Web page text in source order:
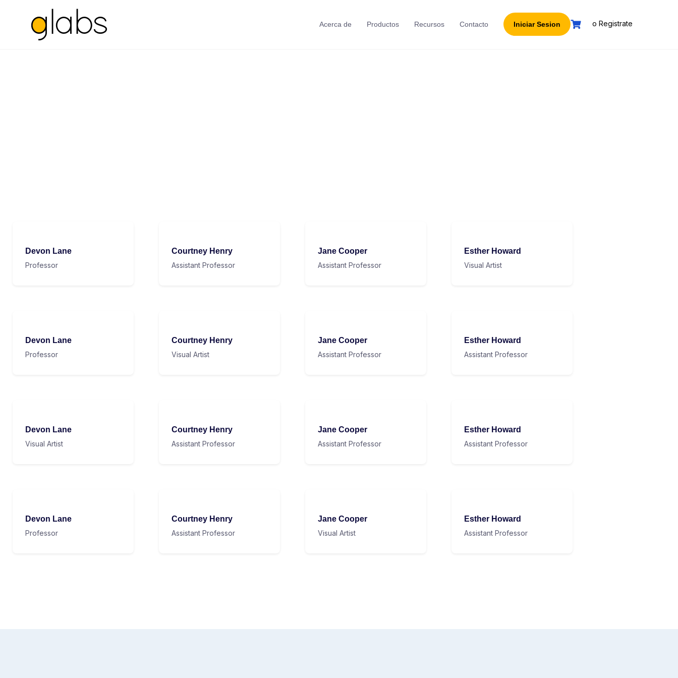
Acerca de Productos Recursos Contacto Iniciar Sesion o Registrate
Devon Lane
Professor
Courtney Henry
Assistant Professor
Jane Cooper
Assistant Professor
Esther Howard
Visual Artist
Devon Lane
Professor
Courtney Henry
Visual Artist
Jane Cooper
Assistant Professor
Esther Howard
Assistant Professor
Devon Lane
Visual Artist
Courtney Henry
Assistant Professor
Jane Cooper
Assistant Professor
Esther Howard
Assistant Professor
Devon Lane
Professor
Courtney Henry
Assistant Professor
Jane Cooper
Visual Artist
Esther Howard
Assistant Professor